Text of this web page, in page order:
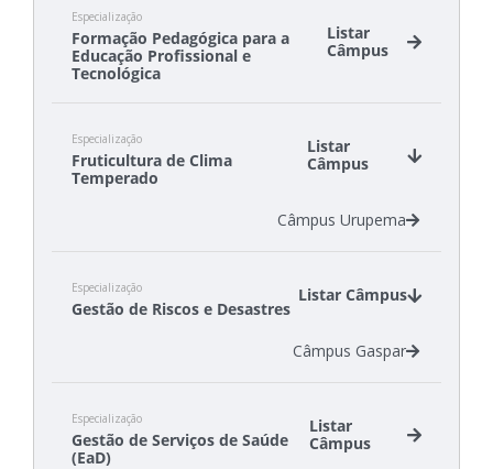
Especialização
Formação Pedagógica para a
Educação Profissional e
Tecnológica
Listar
Câmpus
Polo Florianópolis
Polo Otacílio Costa
Especialização
Fruticultura de Clima
Temperado
Listar
Câmpus
Câmpus Urupema
Especialização
Gestão de Riscos e Desastres
Listar Câmpus
Câmpus Gaspar
Especialização
Gestão de Serviços de Saúde
(EaD)
Listar
Câmpus